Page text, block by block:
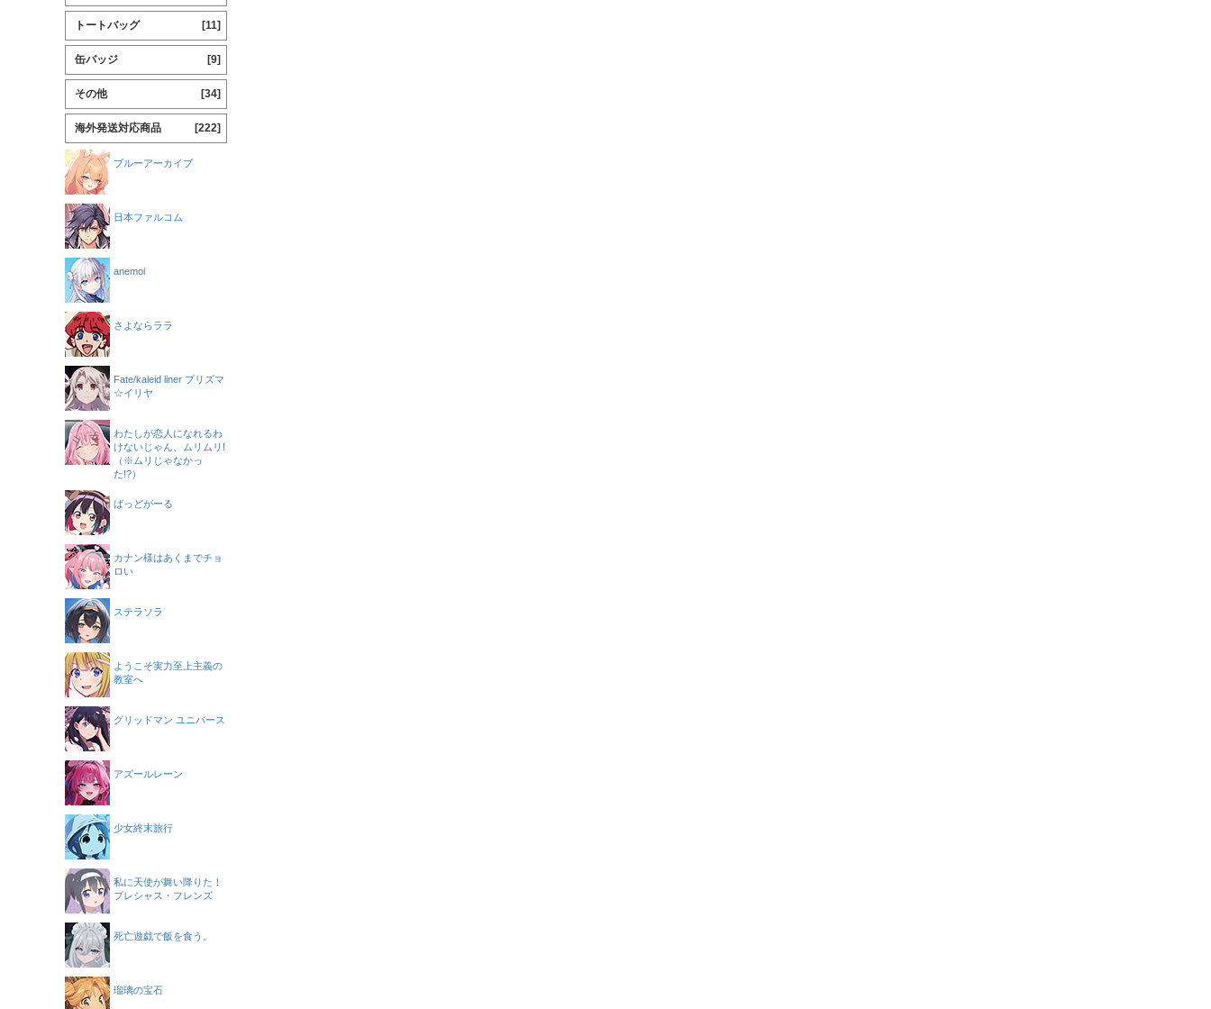
トートバッグ [11]
缶バッジ [9]
その他 [34]
海外発送対応商品 [222]
ブルーアーカイブ
日本ファルコム
anemoi
さよならララ
Fate/kaleid liner プリズマ
☆イリヤ
わたしが恋人になれるわ
けないじゃん、ムリムリ!
（※ムリじゃなかっ
た!?）
ばっどがーる
カナン様はあくまでチョ
ロい
ステラソラ
ようこそ実力至上主義の
教室へ
グリッドマン ユニバース
アズールレーン
少女終末旅行
私に天使が舞い降りた！
プレシャス・フレンズ
死亡遊戯で飯を食う。
瑠璃の宝石